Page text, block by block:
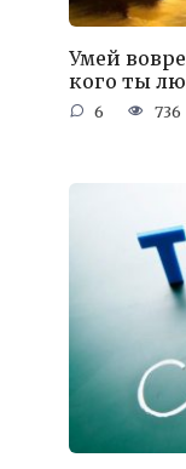
Умей
кого ты
6 736